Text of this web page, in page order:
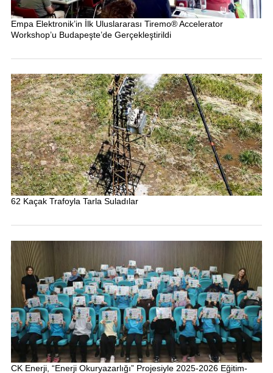
Empa Elektronik’in İlk Uluslararası Tiremo® Accelerator
Workshop’u Budapeşte’de Gerçekleştirildi
62 Kaçak Trafoyla Tarla Suladılar
CK Enerji, “Enerji Okuryazarlığı” Projesiyle 2025-2026 Eğitim-